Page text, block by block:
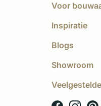
Voor
Inspiratie
Blogs
Showroom